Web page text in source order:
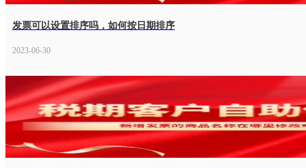
发票可以设置排序吗，如何按日期排序
2023-06-30